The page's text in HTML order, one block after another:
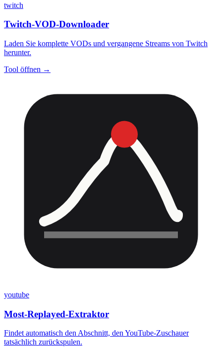
twitch
Twitch-VOD-Downloader
Laden Sie komplette VODs und vergangene Streams von Twitch
herunter.
Tool öffnen →
youtube
Most-Replayed-Extraktor
Findet automatisch den Abschnitt, den YouTube-Zuschauer
tatsächlich zurückspulen.